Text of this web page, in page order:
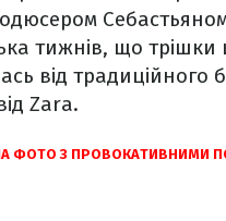
тижнів, що
від традиційного
Zara.
ФОТО З ПРОВОКАТИВНИМИ